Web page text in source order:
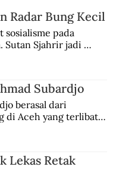
Pembantaian
Radar Bung Kecil
pada
Sutan Sjahrir jadi
Subardjo
berasal dari
di Aceh yang terlibat
Lekas Retak